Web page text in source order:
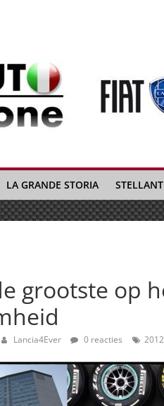
LA GRANDE STORIA
grootste op
Lancia4Ever 0 reacties 2012